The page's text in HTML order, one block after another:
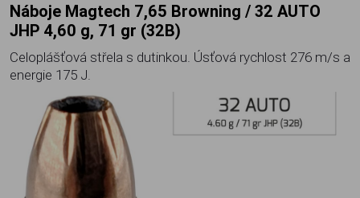
Náboje Magtech 7,65 Browning / 32 AUTO
JHP 4,60 g, 71 gr (32B)
Celoplášťová střela s dutinkou. Úsťová rychlost 276 m/s a
energie 175 J.